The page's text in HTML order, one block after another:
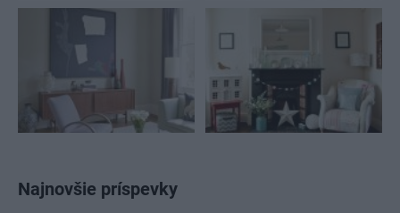
Najnovšie príspevky